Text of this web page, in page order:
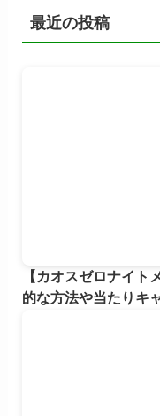
最近の投稿
【カオスゼロナイト
的な方法や当たりキ